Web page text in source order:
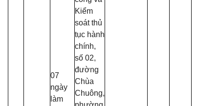
07
ngày
làm
Kiểm
soát thủ
tục hành
chính,
số 02,
đường
Chùa
Chuông,